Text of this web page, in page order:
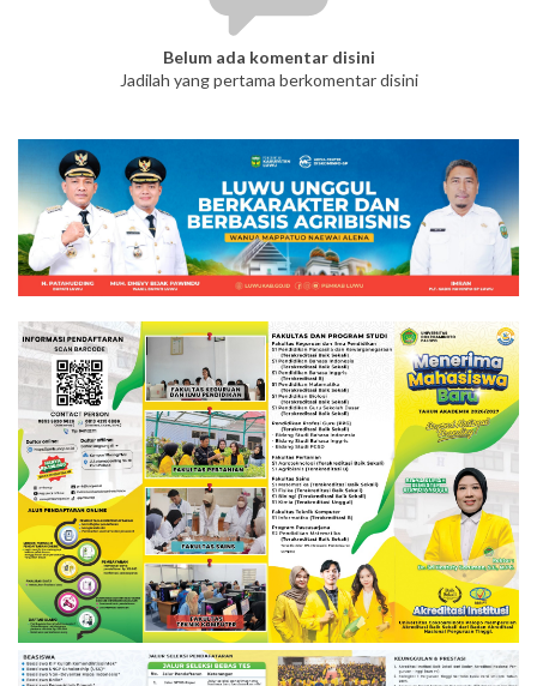
Belum ada komentar disini
Jadilah yang pertama berkomentar disini